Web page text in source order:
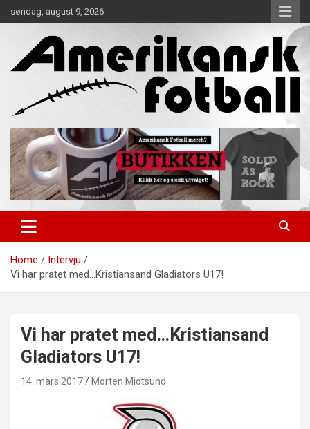
to
søndag, august 9, 2026
Amerikansk Fotball
Home
Intervju
Vi har pratet med…Kristiansand Gladiators U17!
Vi har pratet med…Kristiansand
Gladiators U17!
14. mars 2017 Morten Midtsund